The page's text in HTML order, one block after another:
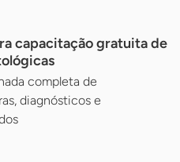
capacitação gratuita de
completa de
diagnósticos e